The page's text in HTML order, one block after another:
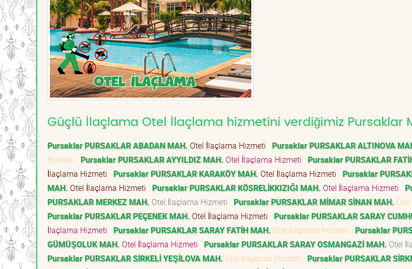
Güçlü İlaçlama Otel İlaçlama hizmetini verdiğimiz Pursaklar
Pursaklar PURSAKLAR ABADAN MAH. Otel İlaçlama Hizmeti Pursaklar PURSAKLAR ALTINOVA
Hizmeti
Pursaklar PURSAKLAR AYYILDIZ MAH. Otel İlaçlama Hizmeti Pursaklar PURSAKLAR
İlaçlama Hizmeti
Pursaklar PURSAKLAR KARAKÖY MAH. Otel İlaçlama Hizmeti
Pursaklar
MAH. Otel İlaçlama Hizmeti Pursaklar PURSAKLAR KÖSRELİKKIZIĞI MAH. Otel İlaçlama Hizmeti
PURSAKLAR MERKEZ MAH. Otel İlaçlama Hizmeti Pursaklar PURSAKLAR MİMAR SİNAN MAH.
Pursaklar PURSAKLAR PEÇENEK MAH. Otel İlaçlama Hizmeti Pursaklar PURSAKLAR SARAY
İlaçlama Hizmeti
Pursaklar PURSAKLAR SARAY FATİH MAH. Otel İlaçlama Hizmeti
Pursaklar
GÜMÜŞOLUK MAH. Otel İlaçlama Hizmeti Pursaklar PURSAKLAR SARAY OSMANGAZİ MAH. Otel
Pursaklar PURSAKLAR SİRKELİ YEŞİLOVA MAH. Otel İlaçlama Hizmeti
Pursaklar PURSAKLAR